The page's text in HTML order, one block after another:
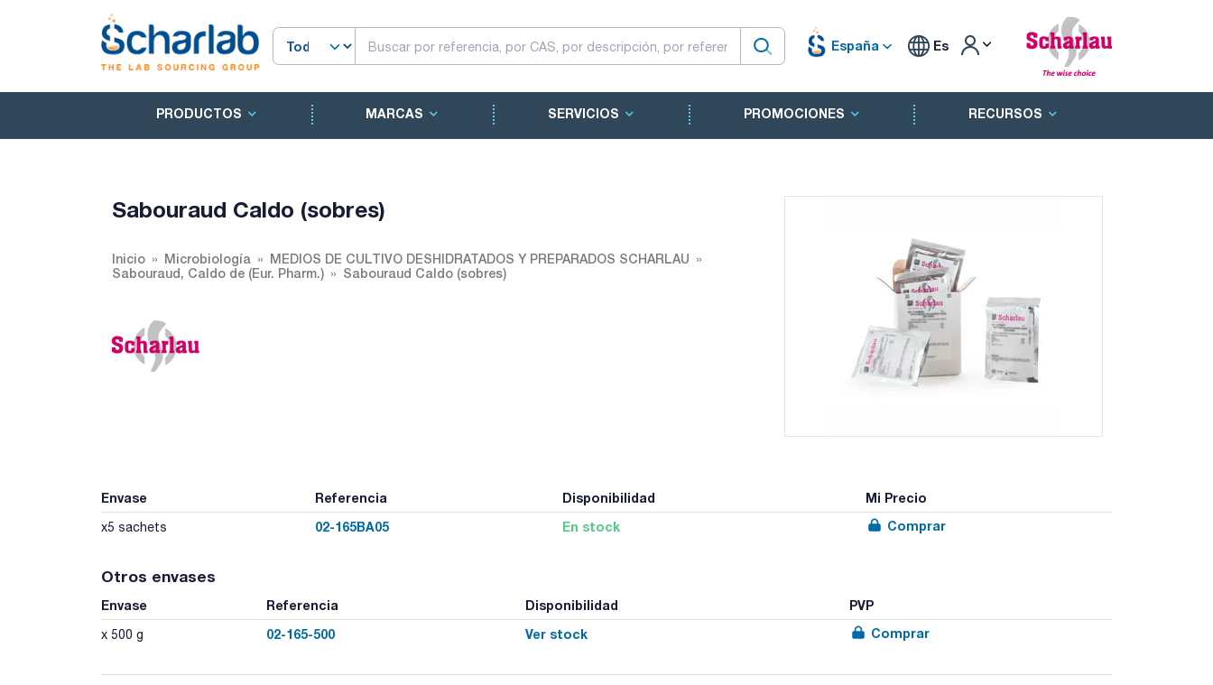
España Es
PRODUCTOS MARCAS SERVICIOS PROMOCIONES RECURSOS
Sabouraud Caldo (sobres)
Inicio Microbiología
MEDIOS DE CULTIVO DESHIDRATADOS Y PREPARADOS SCHARLAU
Sabouraud, Caldo de (Eur. Pharm.)
Sabouraud Caldo (sobres)
Envase Referencia Disponibilidad Mi Precio
x5 sachets 02-165BA05 En stock Comprar
Otros envases
Envase Referencia Disponibilidad PVP
x 500 g 02-165-500 Ver stock Comprar